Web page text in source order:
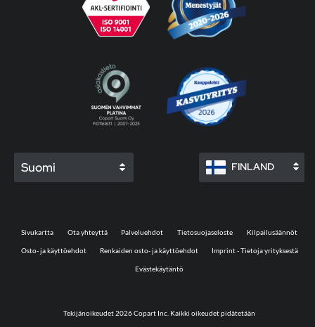
Suomi FINLAND
Tekijänoikeudet 2026 Copart Inc. Kaikki oikeudet pidätetään
Sivukartta Ota yhteyttä Palveluehdot Tietosuojaseloste Kilpailusäännöt
Osto- ja käyttöehdot Renkaiden osto- ja käyttöehdot Imprint - Tietoja yrityksestä
Evästekäytäntö